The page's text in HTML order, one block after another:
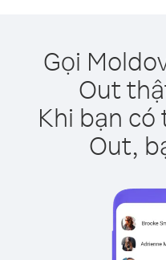
Gọi
Out
Khi bạn
Out,